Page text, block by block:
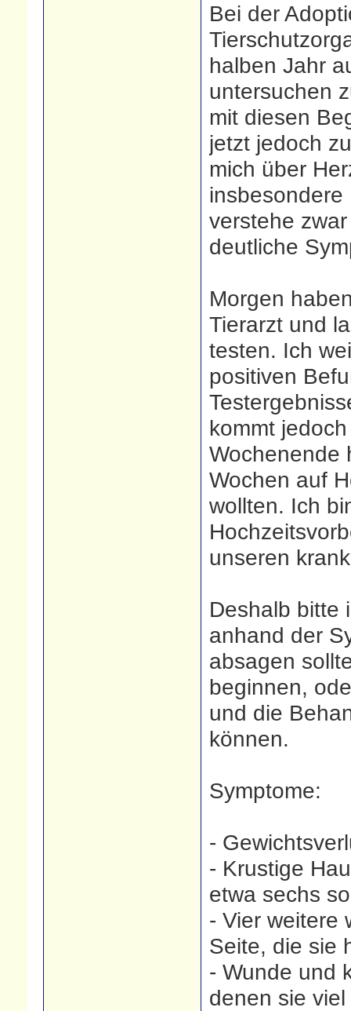
Bei der
halben Jahr
untersuchen
mit diesen
jetzt jedoch
mich über
insbesondere
verstehe
deutliche
Morgen
Tierarzt und
testen. Ich
positiven
kommt
Wochenende
Wochen auf
wollten. Ich
unseren
Deshalb bitte
anhand der
absagen
beginnen,
und die
können.
Symptome:
-
- Krustige
etwa sechs
- Vier weitere
Seite, die sie
- Wunde und
denen sie